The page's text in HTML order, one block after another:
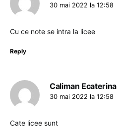
30 mai 2022 la 12:58
Cu ce note se intra la licee
Reply
Caliman Ecaterina
30 mai 2022 la 12:58
Cate licee sunt